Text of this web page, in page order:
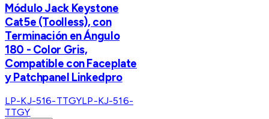
Módulo Jack Keystone
Cat5e (Toolless), con
Terminación en Ángulo
180 - Color Gris,
Compatible con Faceplate
y Patchpanel Linkedpro
LP-KJ-516-TTGYLP-KJ-516-
TTGY